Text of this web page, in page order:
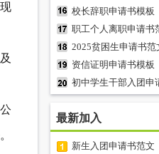
校长辞职申请书模板
职工个人离职申请书
2025贫困生申请书范
资信证明申请书模板
初中学生干部入团申
最新加入
新生入团申请书范文